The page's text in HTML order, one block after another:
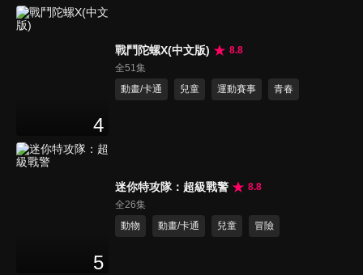
4
戰鬥陀螺X(中文版)
8.8
全51集
動畫/卡通
兒童 運動賽事 青春
5
迷你特攻隊：超級戰警
8.8
全26集
動物
動畫/卡通 兒童 冒險